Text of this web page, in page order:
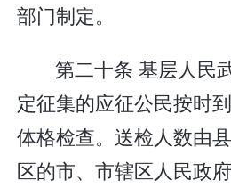
部门制定。
第二十条 基层人民
定征集的应征公民按时
体格检查。送检人数由
区的市、市辖区人民政